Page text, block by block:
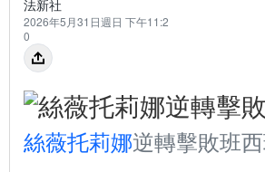
法新社
2026年5月31日週日 下午11:2
0
絲薇托莉娜逆轉擊敗班